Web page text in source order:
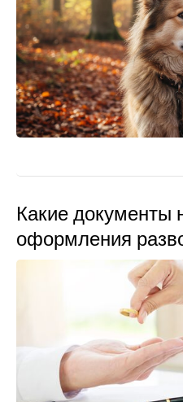
Какие документы
оформления